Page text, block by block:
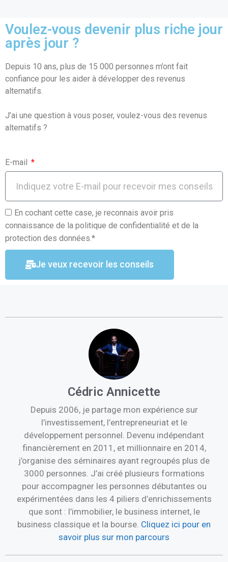
Voulez-vous devenir plus riche jour
après jour ?
Depuis 10 ans, plus de 15 000 personnes m’ont fait
confiance pour les aider à développer des revenus
alternatifs.
J’ai une question à vous poser, voulez-vous des revenus
alternatifs ?
E-mail
En cochant cette case, je reconnais avoir pris
connaissance de la politique de confidentialité et de la
protection des données.*
Je veux recevoir les conseils
Cédric Annicette
Depuis 2006, je partage mon expérience sur
l’investissement, l’entrepreneuriat et le
développement personnel. Devenu indépendant
financièrement en 2011, et millionnaire en 2014,
j’organise des séminaires ayant regroupés plus de
3000 personnes. J’ai créé plusieurs formations
pour accompagner les personnes débutantes ou
expérimentées dans les 4 piliers d’enrichissements
que sont : l’immobilier, le business internet, le
business classique et la bourse. Cliquez ici pour en
savoir plus sur mon parcours